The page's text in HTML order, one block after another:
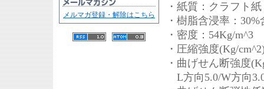
メルマガ登録・解除はこちら
・紙質：クラフト
・樹脂含浸率：
・密度：54Kg/m^3
・圧縮強度(Kg/
・曲げせん断強度
L方向5.0/W方向